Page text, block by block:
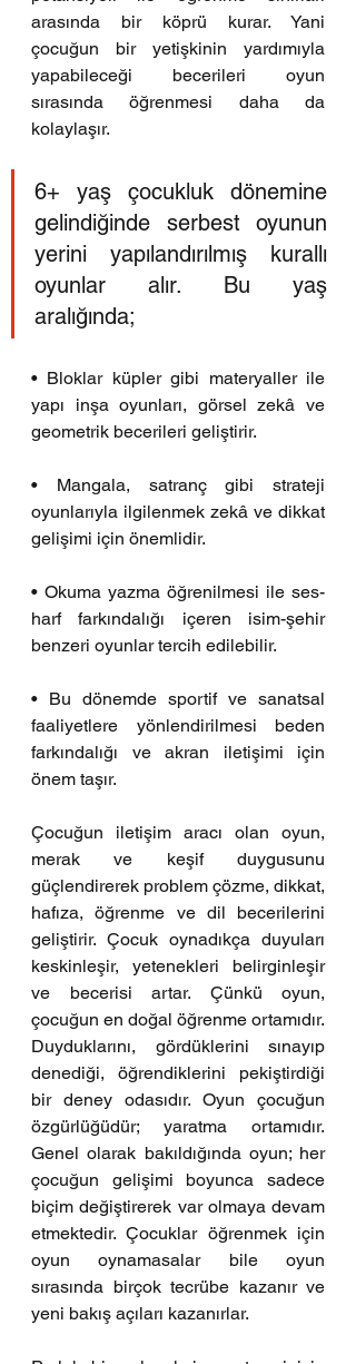
arasında bir köprü kurar. Yani
çocuğun bir yetişkinin yardımıyla
yapabileceği becerileri oyun
sırasında öğrenmesi daha da
kolaylaşır.
6+ yaş çocukluk dönemine
gelindiğinde serbest oyunun
yerini yapılandırılmış kurallı
oyunlar alır. Bu yaş
aralığında;
• Bloklar küpler gibi materyaller ile
yapı inşa oyunları, görsel zekâ ve
geometrik becerileri geliştirir.
• Mangala, satranç gibi strateji
oyunlarıyla ilgilenmek zekâ ve dikkat
gelişimi için önemlidir.
• Okuma yazma öğrenilmesi ile ses-
harf farkındalığı içeren isim-şehir
benzeri oyunlar tercih edilebilir.
• Bu dönemde sportif ve sanatsal
faaliyetlere yönlendirilmesi beden
farkındalığı ve akran iletişimi için
önem taşır.
Çocuğun iletişim aracı olan oyun,
merak ve keşif duygusunu
güçlendirerek problem çözme, dikkat,
hafıza, öğrenme ve dil becerilerini
geliştirir. Çocuk oynadıkça duyuları
keskinleşir, yetenekleri belirginleşir
ve becerisi artar. Çünkü oyun,
çocuğun en doğal öğrenme ortamıdır.
Duyduklarını, gördüklerini sınayıp
denediği, öğrendiklerini pekiştirdiği
bir deney odasıdır. Oyun çocuğun
özgürlüğüdür; yaratma ortamıdır.
Genel olarak bakıldığında oyun; her
çocuğun gelişimi boyunca sadece
biçim değiştirerek var olmaya devam
etmektedir. Çocuklar öğrenmek için
oyun oynamasalar bile oyun
sırasında birçok tecrübe kazanır ve
yeni bakış açıları kazanırlar.